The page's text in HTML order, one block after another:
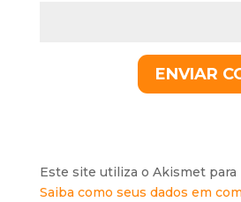
Este site utiliza o Akismet para
Saiba como seus dados em